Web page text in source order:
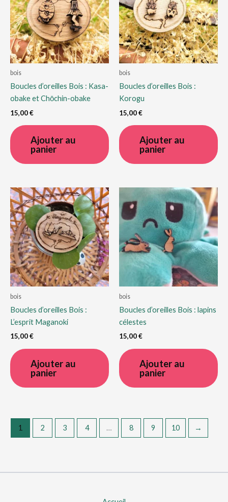
bois
Boucles d’oreilles Bois : Kasa-
obake et Chōchin-obake
15,00€
Ajouter au
panier
bois
Boucles d’oreilles Bois :
Korogu
15,00€
Ajouter au
panier
bois
Boucles d’oreilles Bois :
L’esprit Maganoki
15,00€
Ajouter au
panier
bois
Boucles d’oreilles Bois : lapins
célestes
15,00€
Ajouter au
panier
1 2 3 4 … 8 9 10 →